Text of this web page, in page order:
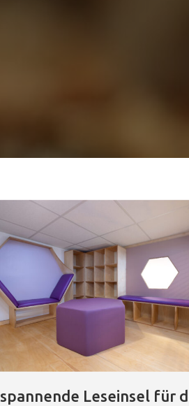
spannende Leseinsel für